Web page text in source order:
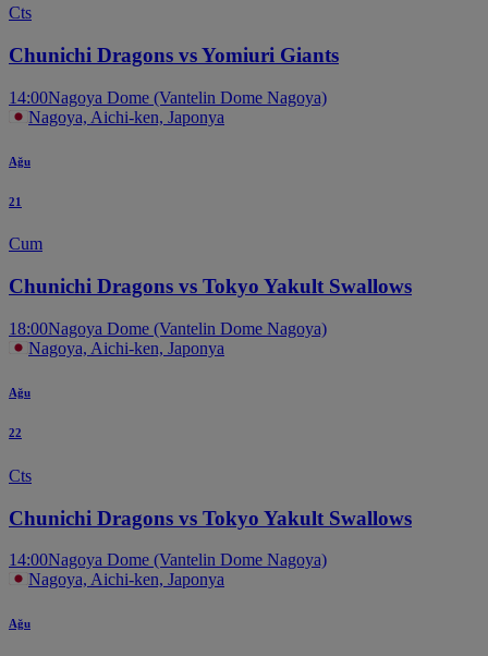
Cts
Chunichi Dragons vs Yomiuri Giants
14:00Nagoya Dome (Vantelin Dome Nagoya)
Nagoya, Aichi-ken, Japonya
Ağu
21
Cum
Chunichi Dragons vs Tokyo Yakult Swallows
18:00Nagoya Dome (Vantelin Dome Nagoya)
Nagoya, Aichi-ken, Japonya
Ağu
22
Cts
Chunichi Dragons vs Tokyo Yakult Swallows
14:00Nagoya Dome (Vantelin Dome Nagoya)
Nagoya, Aichi-ken, Japonya
Ağu